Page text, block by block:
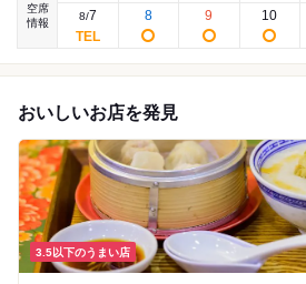
空席
情報
8/7 8 9 10
おいしいお店を発見
3.5以下のうまい店